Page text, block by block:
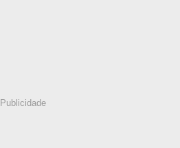
Publicidade